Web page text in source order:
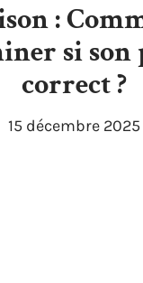
:
si son
correct ?
15 décembre 2025